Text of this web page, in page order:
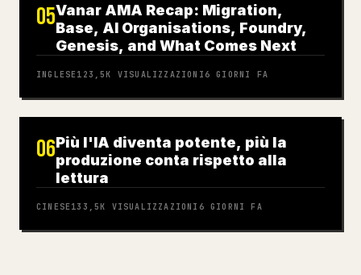
05Vanar AMA Recap: Migration,
Base, AI Organisations, Foundry,
Genesis, and What Comes Next
INGLESE 123,5K VISUALIZZAZIONI 6 GIORNI FA
06Più l'IA diventa potente, più la
produzione conta rispetto alla
lettura
CINESE 133,5K VISUALIZZAZIONI 6 GIORNI FA